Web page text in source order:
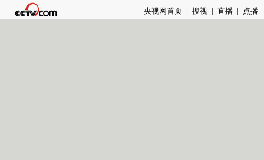
央视网首页 | 搜视 | 直播 | 点播 |